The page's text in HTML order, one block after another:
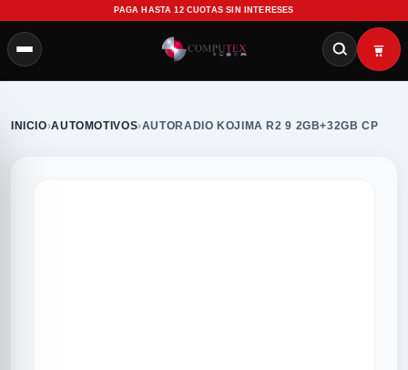
PAGA HASTA 12 CUOTAS SIN INTERESES
INICIO›AUTOMOTIVOS›AUTORADIO KOJIMA R2 9 2GB+32GB CP